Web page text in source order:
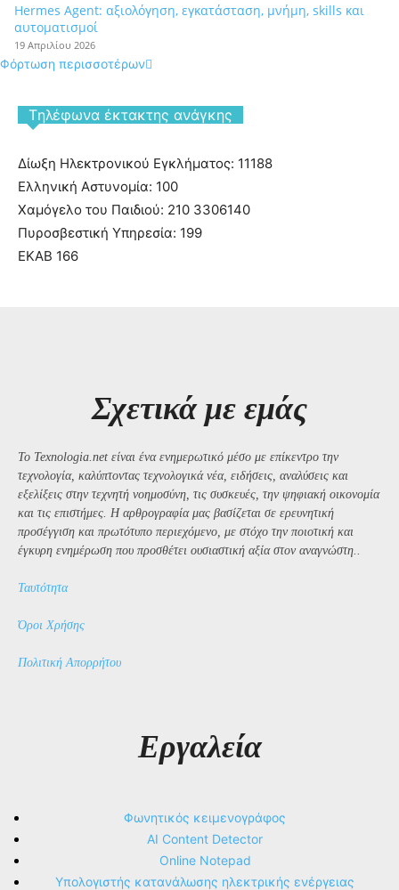
Hermes Agent: αξιολόγηση, εγκατάσταση, μνήμη, skills και
αυτοματισμοί
19 Απριλίου 2026
Φόρτωση περισσοτέρων
Tηλέφωνα έκτακτης ανάγκης
Δίωξη Ηλεκτρονικού Εγκλήματος: 11188
Ελληνική Αστυνομία: 100
Χαμόγελο του Παιδιού: 210 3306140
Πυροσβεστική Υπηρεσία: 199
ΕΚΑΒ 166
Σχετικά με εμάς
Το Texnologia.net είναι ένα ενημερωτικό μέσο με επίκεντρο την
τεχνολογία, καλύπτοντας τεχνολογικά νέα, ειδήσεις, αναλύσεις και
εξελίξεις στην τεχνητή νοημοσύνη, τις συσκευές, την ψηφιακή οικονομία
και τις επιστήμες. Η αρθρογραφία μας βασίζεται σε ερευνητική
προσέγγιση και πρωτότυπο περιεχόμενο, με στόχο την ποιοτική και
έγκυρη ενημέρωση που προσθέτει ουσιαστική αξία στον αναγνώστη..
Ταυτότητα
Όροι Χρήσης
Πολιτική Απορρήτου
Εργαλεία
Φωνητικός κειμενογράφος
AI Content Detector
Online Notepad
Υπολογιστής κατανάλωσης ηλεκτρικής ενέργειας